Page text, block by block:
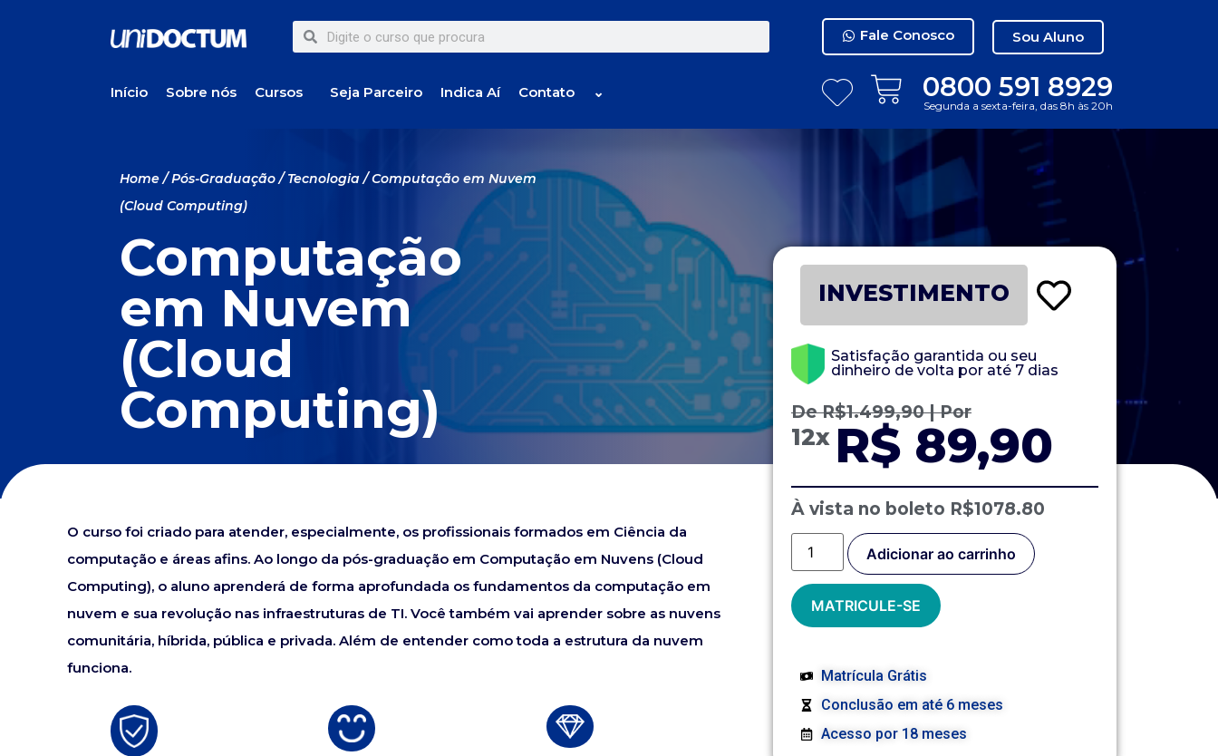
Fale Conosco Sou Aluno
Início Sobre nós Cursos Seja Parceiro Indica Aí Contato ⌄ 0800 591 8929
Segunda a sexta-feira, das 8h às 20h
Home/Pós-Graduação/Tecnologia/ Computação em Nuvem
(Cloud Computing)
Computação
em Nuvem
(Cloud
Computing)
O curso foi criado para atender, especialmente, os profissionais formados em Ciência da
computação e áreas afins. Ao longo da pós-graduação em Computação em Nuvens (Cloud
Computing), o aluno aprenderá de forma aprofundada os fundamentos da computação em
nuvem e sua revolução nas infraestruturas de TI. Você também vai aprender sobre as nuvens
comunitária, híbrida, pública e privada. Além de entender como toda a estrutura da nuvem
funciona.
INVESTIMENTO
Satisfação garantida ou seu
dinheiro de volta por até 7 dias
DeR$1.499,90| Por
12x R$ 89,90
À vista no boleto R$1078.80
Adicionar ao carrinho
MATRICULE-SE
Matrícula Grátis
Conclusão em até 6 meses
Acesso por 18 meses